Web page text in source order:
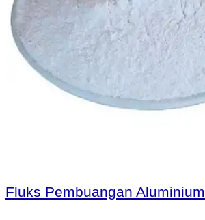
Fluks Pembuangan Aluminium